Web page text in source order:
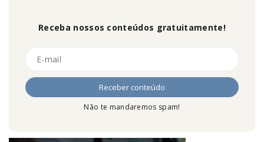
Receba nossos conteúdos gratuitamente!
Não te mandaremos spam!